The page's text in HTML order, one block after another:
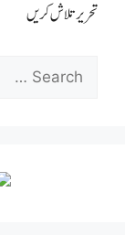
تحریر تلاش کریں